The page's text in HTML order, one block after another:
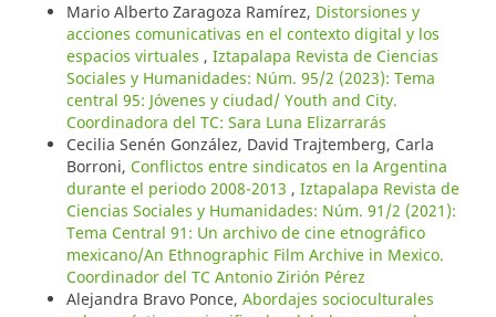
Mario Alberto Zaragoza Ramírez, Distorsiones y
acciones comunicativas en el contexto digital y los
espacios virtuales , Iztapalapa Revista de Ciencias
Sociales y Humanidades: Núm. 95/2 (2023): Tema
central 95: Jóvenes y ciudad/ Youth and City.
Coordinadora del TC: Sara Luna Elizarrarás
Cecilia Senén González, David Trajtemberg, Carla
Borroni, Conflictos entre sindicatos en la Argentina
durante el periodo 2008-2013 , Iztapalapa Revista de
Ciencias Sociales y Humanidades: Núm. 91/2 (2021):
Tema Central 91: Un archivo de cine etnográfico
mexicano/An Ethnographic Film Archive in Mexico.
Coordinador del TC Antonio Zirión Pérez
Alejandra Bravo Ponce, Abordajes socioculturales